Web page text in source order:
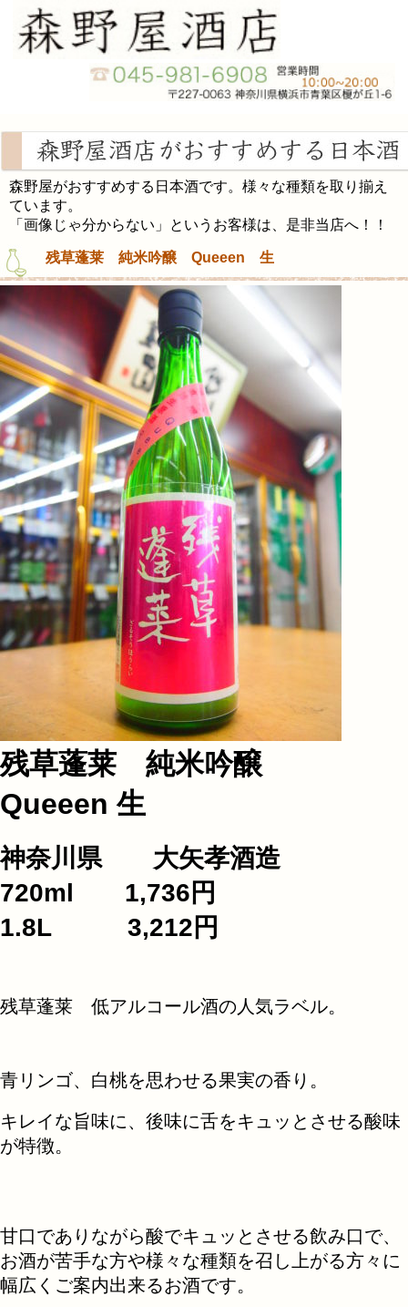
森野屋がおすすめする日本酒です。様々な種類を取り揃え
ています。
「画像じゃ分からない」というお客様は、是非当店へ！！
残草蓬莱 純米吟醸 Queeen 生
残草蓬莱 純米吟醸
Queeen 生
神奈川県 大矢孝酒造
720ml 1,736円
1.8L 3,212円
残草蓬莱 低アルコール酒の人気ラベル。
青リンゴ、白桃を思わせる果実の香り。
キレイな旨味に、後味に舌をキュッとさせる酸味
が特徴。
甘口でありながら酸でキュッとさせる飲み口で、
お酒が苦手な方や様々な種類を召し上がる方々に
幅広くご案内出来るお酒です。